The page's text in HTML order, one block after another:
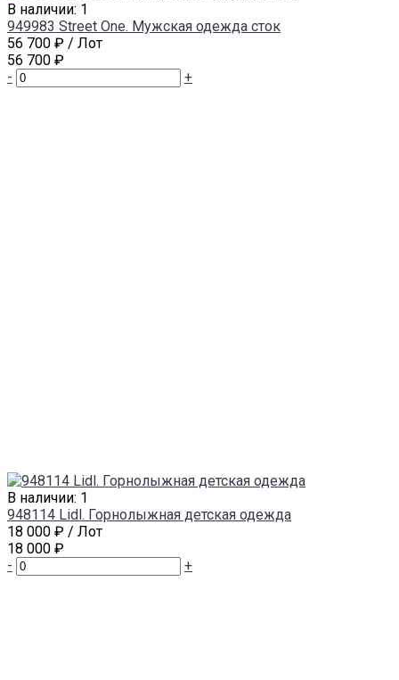
В наличии: 1
949983 Street One. Мужская одежда сток
56 700 ₽ / Лот
56 700 ₽
-
+
В наличии: 1
948114 Lidl. Горнолыжная детская одежда
18 000 ₽ / Лот
18 000 ₽
-
+